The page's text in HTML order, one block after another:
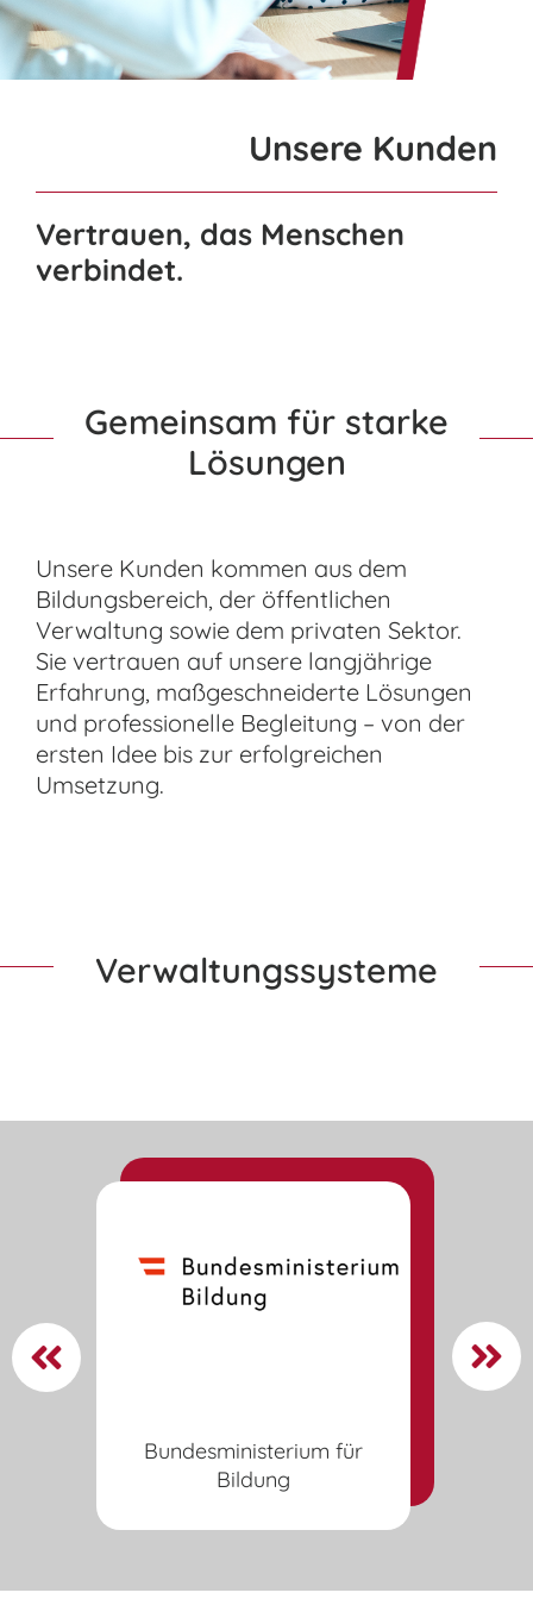
nach:
Unsere Kunden
Vertrauen, das Menschen
verbindet.
Gemeinsam für starke
Lösungen
Unsere Kunden kommen aus dem
Bildungsbereich, der öffentlichen
Verwaltung sowie dem privaten Sektor.
Sie vertrauen auf unsere langjährige
Erfahrung, maßgeschneiderte Lösungen
und professionelle Begleitung – von der
ersten Idee bis zur erfolgreichen
Umsetzung.
Verwaltungssysteme
Bundesministerium für
Bildung